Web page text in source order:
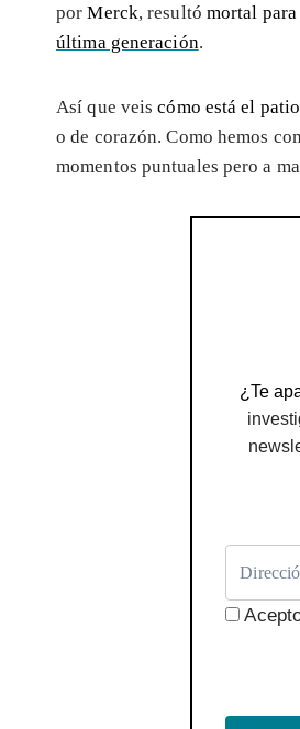
porMerck, resultó mortal para
última generación.
Así que veiscómo está el
o de corazón. Como hemos
momentos puntuales pero a
¿Te